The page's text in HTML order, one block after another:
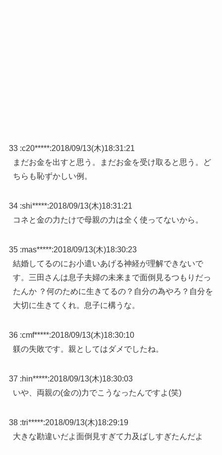
33 :c20*****:2018/09/13(木)18:31:21
まだお金を出すと思う。まだお金を受け取ると思う。ど
ちらも恥ずかしい例。
34 :shi*****:2018/09/13(木)18:31:21
コネと金の力たけで母親の力は全く使ってないから。
35 :mas*****:2018/09/13(木)18:30:23
結婚してるのにお小遣いあげる神経が理解できないで
す。三田さんは息子夫婦の未来まで面倒見るつもりだっ
たんか ？何のために生きてるの？自分の為やろ？自分を
大切に生きてくれ。息子に構うな。
36 :cmf*****:2018/09/13(木)18:30:10
躾の失敗です。親としてはダメでしたね。
37 :hin*****:2018/09/13(木)18:30:03
いや、両親の(金の)力でこうなったんですよ(笑)
38 :tri*****:2018/09/13(木)18:29:19
大きな勘違いだよ面倒見すぎて力及ばしすぎたんだよ